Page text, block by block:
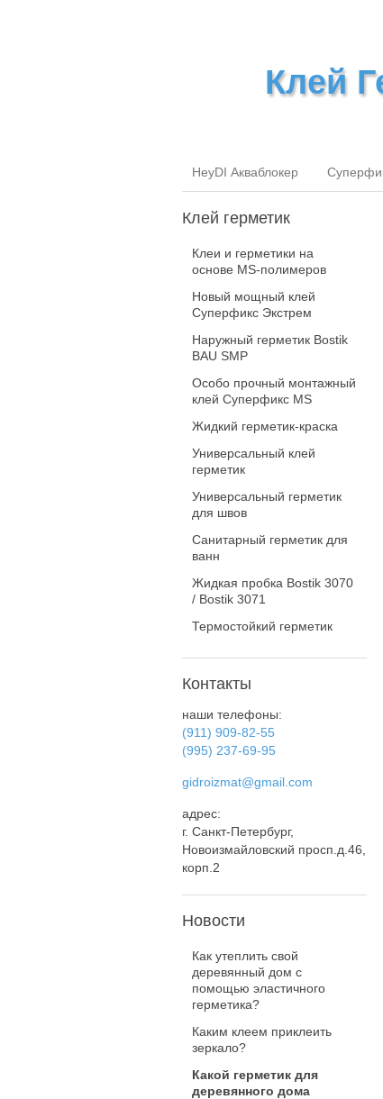
Клей
HeyDI Акваблокер
Клей герметик
Клеи и герметики на
основе MS-полимеров
Новый мощный клей
Суперфикс Экстрем
Наружный герметик Bostik
BAU SMP
Особо прочный монтажный
клей Суперфикс MS
Жидкий герметик-краска
Универсальный клей
герметик
Универсальный герметик
для швов
Санитарный герметик для
ванн
Жидкая пробка Bostik 3070
/ Bostik 3071
Термостойкий герметик
Контакты
наши телефоны:
(911) 909-82-55
(995) 237-69-95
gidroizmat@gmail.com
адрес:
г. Санкт-Петербург,
Новоизмайловский просп.д.46,
корп.2
Новости
Как утеплить свой
деревянный дом с
помощью эластичного
герметика?
Каким клеем приклеить
зеркало?
Какой герметик для
деревянного дома